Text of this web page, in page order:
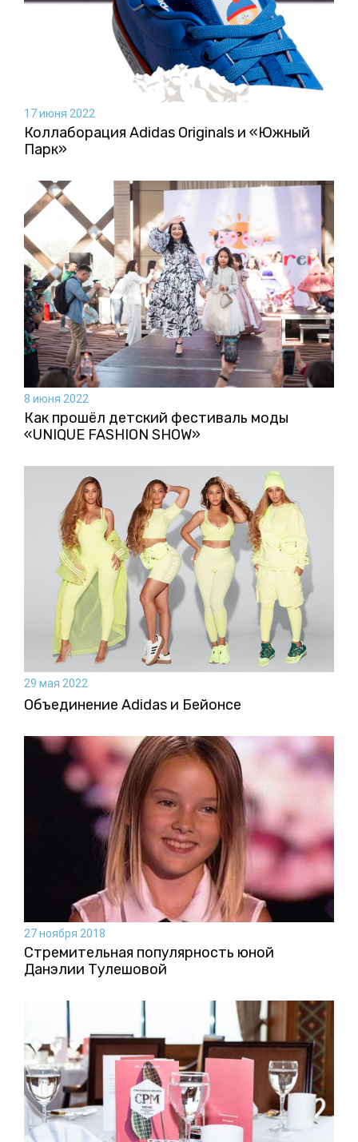
17 июня 2022
Коллаборация Аdidas Originals и «Южный
Парк»
8 июня 2022
Как прошёл детский фестиваль моды
«UNIQUE FASHION SHOW»
29 мая 2022
Объединение Adidas и Бейонсе
27 ноября 2018
Стремительная популярность юной
Данэлии Тулешовой